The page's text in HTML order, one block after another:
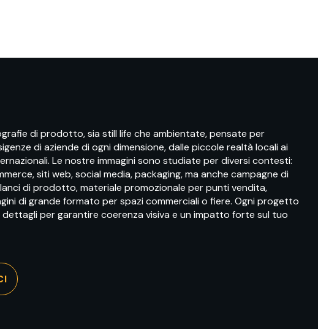
di prodotto, sia still life che ambientate, pensate per
di aziende di ogni dimensione, dalle piccole realtà locali ai
Le nostre immagini sono studiate per diversi contesti:
siti web, social media, packaging, ma anche campagne di
di prodotto, materiale promozionale per punti vendita,
di grande formato per spazi commerciali o fiere. Ogni progetto
per garantire coerenza visiva e un impatto forte sul tuo